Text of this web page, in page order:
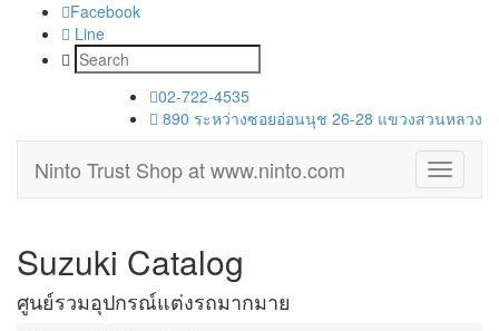
Facebook
Line
02-722-4535
890 ระหว่างซอยอ่อนนุช 26-28 แขวงสวนหลวง
Toggle
Ninto Trust Shopat www.ninto.com
Suzuki Catalog
ศูนย์รวมอุปกรณ์แต่งรถมากมาย